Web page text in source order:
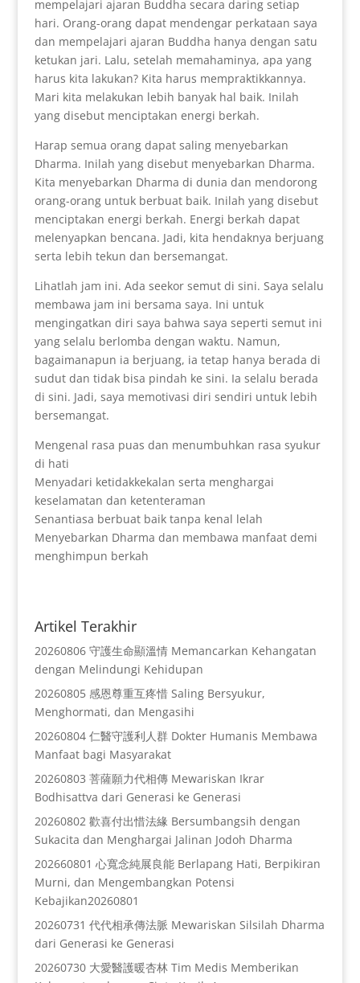
mempelajari ajaran Buddha secara daring setiap
hari. Orang-orang dapat mendengar perkataan saya
dan mempelajari ajaran Buddha hanya dengan satu
ketukan jari. Lalu, setelah memahaminya, apa yang
harus kita lakukan? Kita harus mempraktikkannya.
Mari kita melakukan lebih banyak hal baik. Inilah
yang disebut menciptakan energi berkah.
Harap semua orang dapat saling menyebarkan
Dharma. Inilah yang disebut menyebarkan Dharma.
Kita menyebarkan Dharma di dunia dan mendorong
orang-orang untuk berbuat baik. Inilah yang disebut
menciptakan energi berkah. Energi berkah dapat
melenyapkan bencana. Jadi, kita hendaknya berjuang
serta lebih tekun dan bersemangat.
Lihatlah jam ini. Ada seekor semut di sini. Saya selalu
membawa jam ini bersama saya. Ini untuk
mengingatkan diri saya bahwa saya seperti semut ini
yang selalu berlomba dengan waktu. Namun,
bagaimanapun ia berjuang, ia tetap hanya berada di
sudut dan tidak bisa pindah ke sini. Ia selalu berada
di sini. Jadi, saya memotivasi diri sendiri untuk lebih
bersemangat.
Mengenal rasa puas dan menumbuhkan rasa syukur
di hati
Menyadari ketidakkekalan serta menghargai
keselamatan dan ketenteraman
Senantiasa berbuat baik tanpa kenal lelah
Menyebarkan Dharma dan membawa manfaat demi
menghimpun berkah
Artikel Terakhir
20260806 守護生命顯溫情 Memancarkan Kehangatan
dengan Melindungi Kehidupan
20260805 感恩尊重互疼惜 Saling Bersyukur,
Menghormati, dan Mengasihi
20260804 仁醫守護利人群 Dokter Humanis Membawa
Manfaat bagi Masyarakat
20260803 菩薩願力代相傳 Mewariskan Ikrar
Bodhisattva dari Generasi ke Generasi
20260802 歡喜付出惜法緣 Bersumbangsih dengan
Sukacita dan Menghargai Jalinan Jodoh Dharma
202660801 心寬念純展良能 Berlapang Hati, Berpikiran
Murni, dan Mengembangkan Potensi
Kebajikan20260801
20260731 代代相承傳法脈 Mewariskan Silsilah Dharma
dari Generasi ke Generasi
20260730 大愛醫護暖杏林 Tim Medis Memberikan